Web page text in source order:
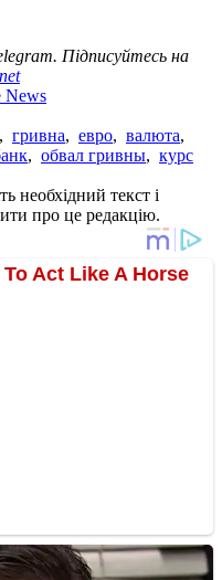
Підписуйтесь на
News
, гривна, евро, валюта,
, обвал гривны, курс
необхідний текст і
про це редакцію.